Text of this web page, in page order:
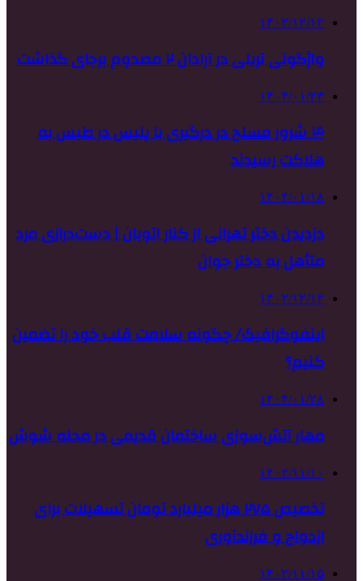
۱۴۰۲/۱۲/۱۲
واژگونی تریلی در آرادان ۲ مصدوم برجای گذاشت
۱۴۰۴/۰۱/۲۳
۴ شرور مسلح در درگیری با پلیس در طبس به
هلاکت رسیدند
۱۴۰۴/۰۱/۱۸
دزدیدن دختر تهرانی از کنار اتوبان | دست‌درازی مرد
متأهل به دختر جوان
۱۴۰۲/۱۲/۱۲
اینفوگرافیک/ چگونه سلامت قلب خود را تضمین
کنیم؟
۱۴۰۴/۰۱/۲۸
مهار آتش‌سوزی ساختمان قدیمی در محله شوش
۱۴۰۲/۱۱/۱۰
تخصیص ۲۷۵ هزار میلیارد تومان تسهیلات برای
ازدواج و فرزندآوری
۱۴۰۲/۱۱/۱۵